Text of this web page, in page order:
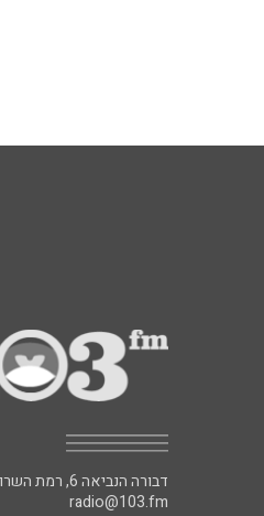
דבורה הנביאה 6, רמת השרון
radio@103.fm